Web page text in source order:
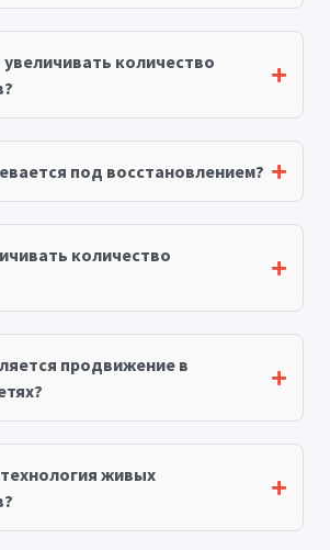
количество
под восстановлением?
количество
продвижение в
живых